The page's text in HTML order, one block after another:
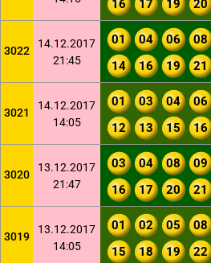
16
17 19 20
3022
14.12.2017
21:45
01 04 06 08
14
16 19 21
3021
14.12.2017
14:05
01 03 04 06
12
13 15 16
3020
13.12.2017
21:47
03 04 08 09
16
17 20 21
3019
13.12.2017
14:05
01 02 05 08
15
18 19 22